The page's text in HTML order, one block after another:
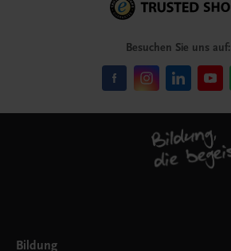
Besuchen Sie uns auf:
Bildung